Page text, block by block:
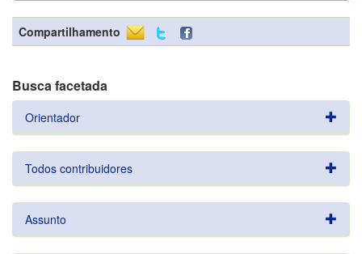
Compartilhamento
Busca facetada
Orientador
Todos contribuidores
Assunto